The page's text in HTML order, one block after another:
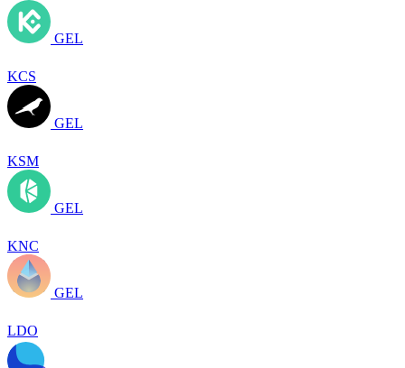
GEL
KCS
GEL
KSM
GEL
KNC
GEL
LDO